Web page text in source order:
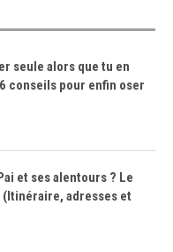
seule alors que tu en
conseils pour enfin oser
et ses alentours ? Le
adresses et